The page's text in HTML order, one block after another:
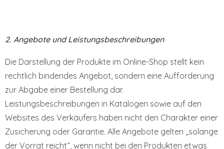
2. Angebote und Leistungsbeschreibungen
Die Darstellung der Produkte im Online-Shop stellt kein
rechtlich bindendes Angebot, sondern eine Aufforderung
zur Abgabe einer Bestellung dar.
Leistungsbeschreibungen in Katalogen sowie auf den
Websites des Verkäufers haben nicht den Charakter einer
Zusicherung oder Garantie. Alle Angebote gelten „solange
der Vorrat reicht“, wenn nicht bei den Produkten etwas